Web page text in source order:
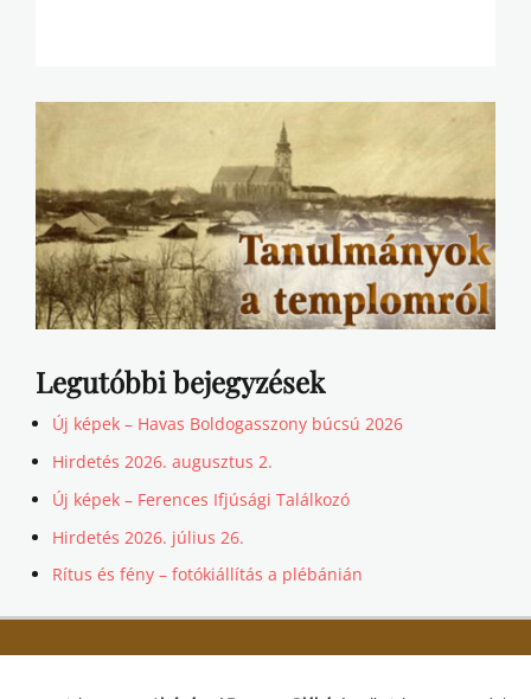
Legutóbbi bejegyzések
Új képek – Havas Boldogasszony búcsú 2026
Hirdetés 2026. augusztus 2.
Új képek – Ferences Ifjúsági Találkozó
Hirdetés 2026. július 26.
Rítus és fény – fotókiállítás a plébánián